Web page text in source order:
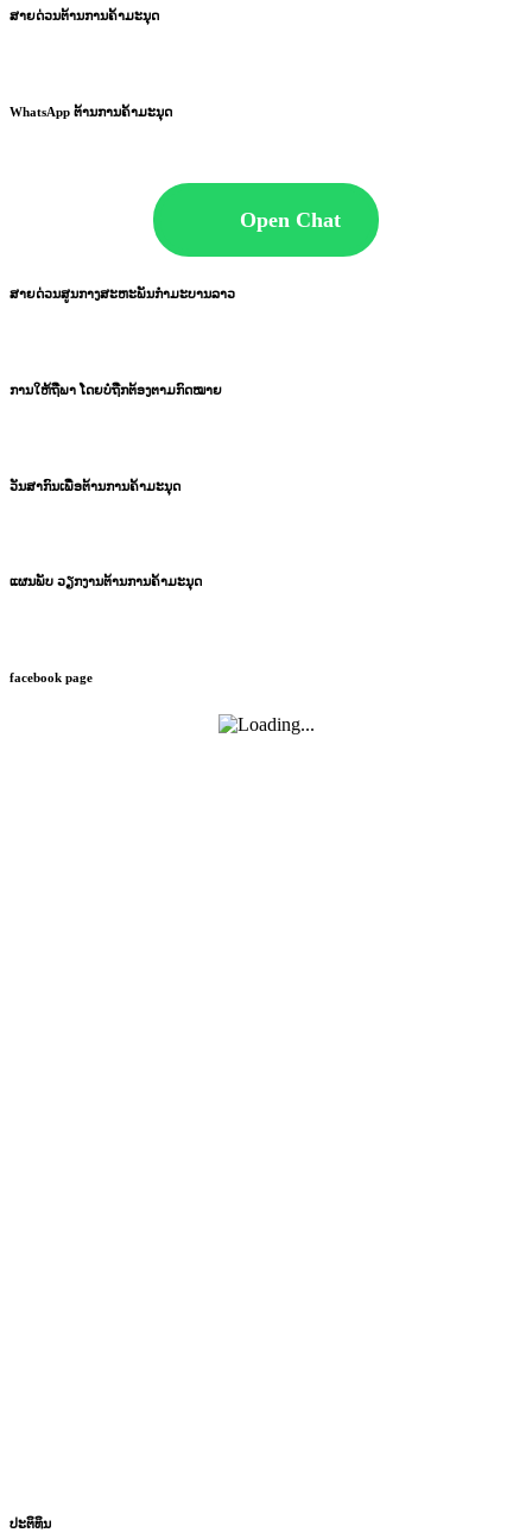
ສາຍດ່ວນຕ້ານການຄ້າມະນຸດ
WhatsApp ຕ້ານການຄ້າມະນຸດ
Open Chat
ສາຍດ່ວນສູນກາງສະຫະພັນກຳມະບານລາວ
ການໃຫ້ຖືພາ ໂດຍບໍ່ຖືກຕ້ອງຕາມກົດໝາຍ
ວັນສາກົນເພື່ອຕ້ານການຄ້າມະນຸດ
ແຜນພັບ ວຽກງານຕ້ານການຄ້າມະນຸດ
facebook page
ປະຕິທິນ